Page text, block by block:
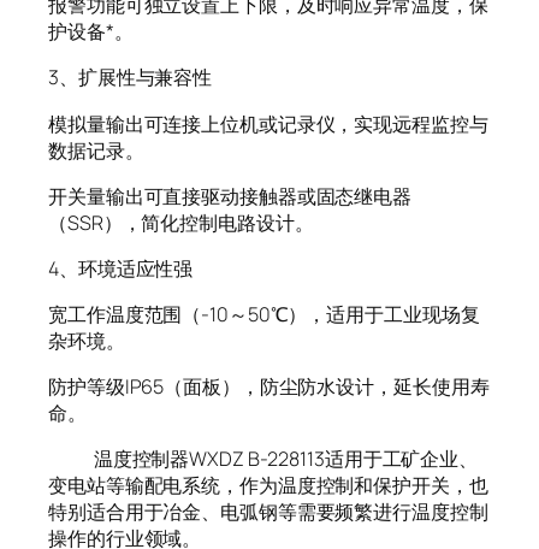
护设备*。
3、扩展性与兼容性
模拟量输出可连接上位机或记录仪，实现远程监控与
数据记录。
开关量输出可直接驱动接触器或固态继电器
（SSR），简化控制电路设计。
4、环境适应性强
宽工作温度范围（-10～50℃），适用于工业现场复
杂环境。
防护等级IP65（面板），防尘防水设计，延长使用寿
命。
温度控制器WXDZ B-228113适用于工矿企业、
变电站等输配电系统，作为温度控制和保护开关，也
特别适合用于冶金、电弧钢等需要频繁进行温度控制
操作的行业领域。